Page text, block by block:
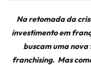
Na retomada da
investimento em
buscam uma
franchising. Mas